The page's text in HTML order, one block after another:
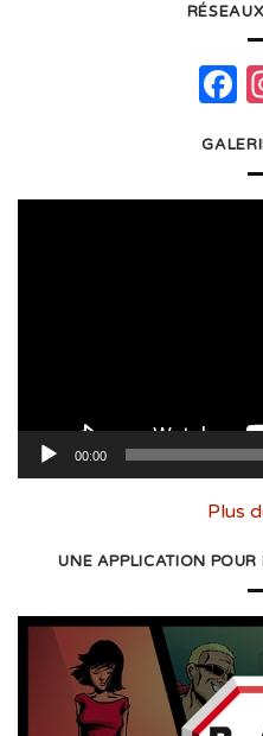
00:00
Plus
UNE APPLICATION POUR